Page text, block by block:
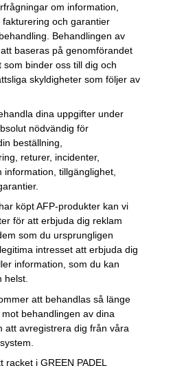
om information,
och garantier
Behandlingen av
baseras på genomförandet
som binder oss till dig och
skyldigheter som följer av
dina uppgifter under
nödvändig för
beställning,
returer, incidenter,
information, tillgänglighet,
köpt AFP-produkter kan vi
för att erbjuda dig reklam
som du ursprungligen
intresset att erbjuda dig
information, som du kan
helst.
att behandlas så länge
behandlingen av dina
att avregistrera dig från våra
i GREEN PADEL